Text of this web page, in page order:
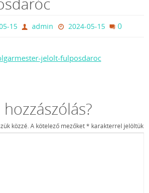
15 admin 2024-05-15 0
jelolt-fulposdaroc
közzé.A kötelező mezőket* karakterrel jelöltük